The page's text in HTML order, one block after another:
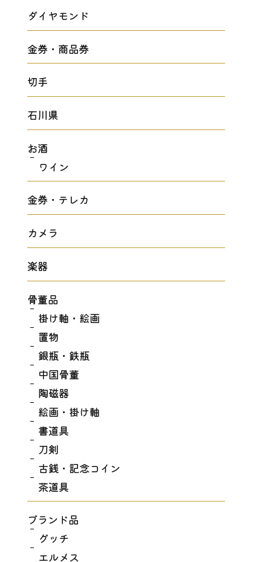
ダイヤモンド
金券・商品券
切手
石川県
お酒
ワイン
金券・テレカ
カメラ
楽器
骨董品
掛け軸・絵画
置物
銀瓶・鉄瓶
中国骨董
陶磁器
絵画・掛け軸
書道具
刀剣
古銭・記念コイン
茶道具
ブランド品
グッチ
エルメス